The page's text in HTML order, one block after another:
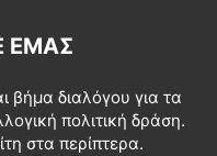
ΕΜΆΣ
βήμα διαλόγου για τα
πολιτική δράση.
στα περίπτερα.